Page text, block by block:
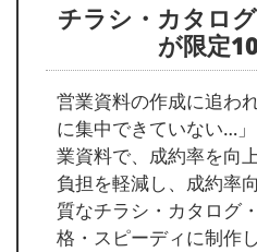
チラシ・カタロ
が限定
営業資料の作成に追わ
に集中できていない…
業資料で、成約率を向
負担を軽減し、成約率
質なチラシ・カタログ
格・スピーディに制作し